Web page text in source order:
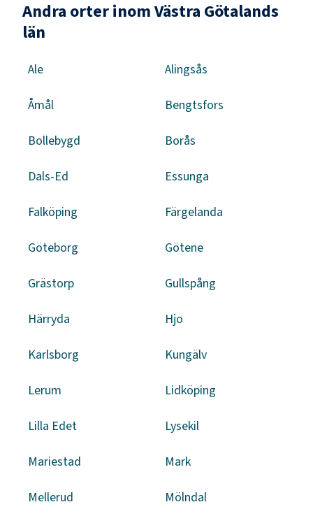
Andra orter inom Västra Götalands
län
Ale Alingsås
Åmål Bengtsfors
Bollebygd Borås
Dals-Ed Essunga
Falköping Färgelanda
Göteborg Götene
Grästorp Gullspång
Härryda Hjo
Karlsborg Kungälv
Lerum Lidköping
Lilla Edet Lysekil
Mariestad Mark
Mellerud Mölndal